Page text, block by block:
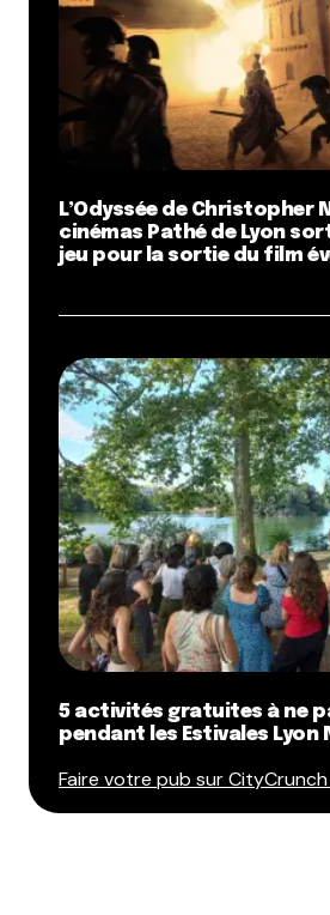
L’Odyssée de Christopher
cinémas Pathé de Lyon
jeu pour la sortie du film
5 activités gratuites à ne
pendant les Estivales Lyon
Faire votre pub sur